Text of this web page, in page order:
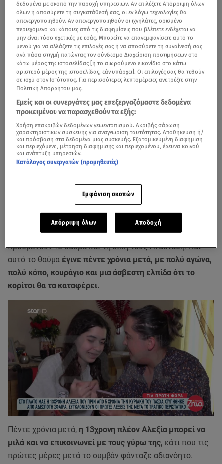
Ήταν ανήμεραΠάσχα2019 όταν το πανελλήνιο
συγκλονιζόταν από την είδηση ότι αδέσποτη σφαίρα
χτύπησε στο κεφάλι ένα 8χρονο κοριτσάκι που έπαιζε
στην αυλή του σπιτιού της στιςΘεσπιές.
Πατέρας μικρής Αλεξίας: «Λέει μόνο μπαμπά και μαμά.
Έχουμε δρόμο ακόμα»
Από εκείνη τη στιγμήη μικρή Αλεξία και οι γονείς της
άρχισαν να ανεβαίνουν τον δικό τους Γολγοθάκαι να
προσμένουν το θαύμα και τη δική τους Ανάσταση. Και
αυτό το θαύμα έγινε πέντε χρόνια μετά, με πολύ αγώνα,
πολύ κόπο, κουράγιο και μια άσβεστη ελπίδα ότι το
κορίτσι θα τα καταφέρει.
Πέντε χρόνια μετά, η 13χρονη πλέον Αλεξία μπορεί να
μιλά και να επικοινωνεί με τους γύρω της, κάτι που τις
πρώτες μέρες μετά το συμβάν φάνταζε αδιανόητο.
δεδομένα με σκοπό την παροχή υπηρεσιών. Αν επιλέξετε Απόρριψη όλων
όλων ή αποσύρετε τη συγκατάθεσή σας, οι εν λόγω τεχνολογίες θα
απενεργοποιηθούν. Αν απενεργοποιηθούν οι ιχνηλάτες, ορισμένο
περιεχόμενο και κάποιες από τις διαφημίσεις που βλέπετε ενδέχεται να
μην είναι τόσο σχετικές με εσάς. Μπορείτε να επανεμφανίσετε αυτό το
μενού για να αλλάξετε τις επιλογές σας ή να αποσύρετε τη συναίνεσή σας
ανά πάσα στιγμή πατώντας τον σύνδεσμο Διαχείριση προτιμήσεων στο
κάτω μέρος της ιστοσελίδας [ή το αιωρούμενο εικονίδιο στο κάτω
αριστερό μέρος της ιστοσελίδας, εάν υπάρχει]. Οι επιλογές σας θα τεθούν
σε ισχύ στον Ιστότοπος. Για περισσότερες λεπτομέρειες ανατρέξτε στην
Πολιτική Απορρήτου μας.
Εμείς και οι συνεργάτες μας επεξεργαζόμαστε δεδομένα
προκειμένου να παρασχεθούν τα εξής:
Χρήση επακριβών δεδομένων γεωεντοπισμού. Ακριβής σάρωση
χαρακτηριστικών συσκευής για αναγνώριση ταυτότητας. Αποθήκευση ή/
και πρόσβαση στα δεδομένα μιας συσκευής. Εξατομικευμένη διαφήμιση
και περιεχόμενο, μέτρηση διαφήμισης και περιεχομένου, έρευνα κοινού
και ανάπτυξη υπηρεσιών.
Κατάλογος συνεργατών (προμηθευτές)
Εμφάνιση σκοπών
Απόρριψη όλων Αποδοχή